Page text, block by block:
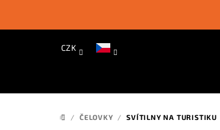
CZK
DOMŮ
/ ČELOVKY / SVÍTILNY NA TURISTIKU